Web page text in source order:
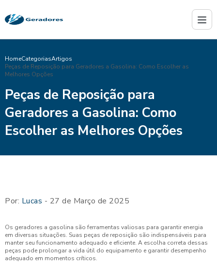
HomeCategoriasArtigos
Peças de Reposição para Geradores a Gasolina: Como Escolher as
Melhores Opções
Peças de Reposição para
Geradores a Gasolina: Como
Escolher as Melhores Opções
Por: Lucas - 27 de Março de 2025
Os geradores a gasolina são ferramentas valiosas para garantir energia
em diversas situações. Suas peças de reposição são indispensáveis para
manter seu funcionamento adequado e eficiente. A escolha correta dessas
peças pode prolongar a vida útil do equipamento e garantir desempenho
adequado em momentos críticos.